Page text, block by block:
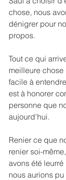
chose, nous
dénigrer pour
propos.
Tout ce qui
meilleure chose
facile à
est à honorer
personne que
aujourd’hui.
Renier ce que
renier soi-
avons été leurré
nous aurions